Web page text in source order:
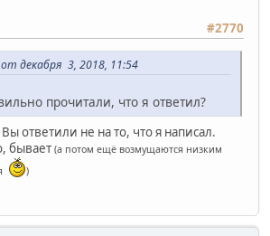
#2770
декабря 3, 2018, 11:54
прочитали, что я ответил?
ответили не на то, что я написал.
бывает (а потом ещё возмущаются низким
)